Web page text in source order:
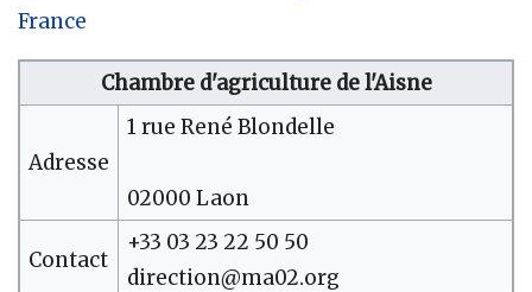
France
Chambre d'agriculture de l'Aisne
Adresse
1 rue René Blondelle
02000 Laon
Contact
+33 03 23 22 50 50
direction@ma02.org